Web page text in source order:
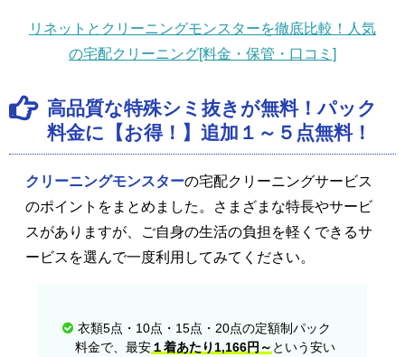
リネットとクリーニングモンスターを徹底比較！人気
の宅配クリーニング[料金・保管・口コミ]
高品質な特殊シミ抜きが無料！パック
料金に【お得！】追加１～５点無料！
クリーニングモンスターの宅配クリーニングサービス
のポイントをまとめました。さまざまな特長やサービ
スがありますが、ご自身の生活の負担を軽くできるサ
ービスを選んで一度利用してみてください。
衣類5点・10点・15点・20点の定額制パック
料金で、最安１着あたり1,166円～ という安い